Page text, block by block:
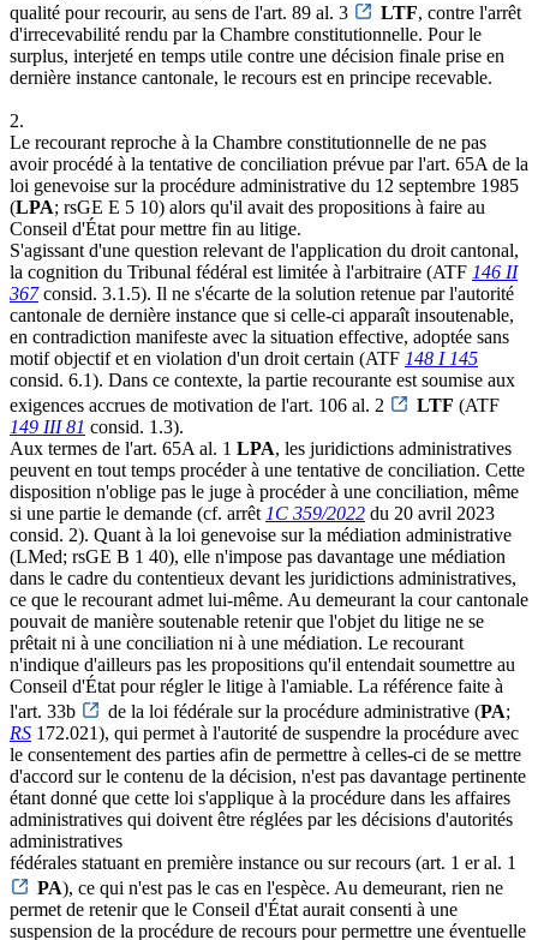
qualité pour recourir, au sens de l'art. 89 al. 3
LTF, contre l'arrêt
d'irrecevabilité rendu par la Chambre constitutionnelle. Pour le
surplus, interjeté en temps utile contre une décision finale prise en
dernière instance cantonale, le recours est en principe recevable.
2.
Le recourant reproche à la Chambre constitutionnelle de ne pas
avoir procédé à la tentative de conciliation prévue par l'art. 65A de la
loi genevoise sur la procédure administrative du 12 septembre 1985
(LPA; rsGE E 5 10) alors qu'il avait des propositions à faire au
Conseil d'État pour mettre fin au litige.
S'agissant d'une question relevant de l'application du droit cantonal,
la cognition du Tribunal fédéral est limitée à l'arbitraire (ATF 146 II
367consid. 3.1.5). Il ne s'écarte de la solution retenue par l'autorité
cantonale de dernière instance que si celle-ci apparaît insoutenable,
en contradiction manifeste avec la situation effective, adoptée sans
motif objectif et en violation d'un droit certain (ATF 148 I 145
consid. 6.1). Dans ce contexte, la partie recourante est soumise aux
exigences accrues de motivation de l'art. 106 al. 2
LTF (ATF
149 III 81 consid. 1.3).
Aux termes de l'art. 65A al. 1 LPA, les juridictions administratives
peuvent en tout temps procéder à une tentative de conciliation. Cette
disposition n'oblige pas le juge à procéder à une conciliation, même
si une partie le demande (cf. arrêt 1C 359/2022 du 20 avril 2023
consid. 2). Quant à la loi genevoise sur la médiation administrative
(LMed; rsGE B 1 40), elle n'impose pas davantage une médiation
dans le cadre du contentieux devant les juridictions administratives,
ce que le recourant admet lui-même. Au demeurant la cour cantonale
pouvait de manière soutenable retenir que l'objet du litige ne se
prêtait ni à une conciliation ni à une médiation. Le recourant
n'indique d'ailleurs pas les propositions qu'il entendait soumettre au
Conseil d'État pour régler le litige à l'amiable. La référence faite à
l'art. 33b
de la loi fédérale sur la procédure administrative (PA;
RS 172.021), qui permet à l'autorité de suspendre la procédure avec
le consentement des parties afin de permettre à celles-ci de se mettre
d'accord sur le contenu de la décision, n'est pas davantage pertinente
étant donné que cette loi s'applique à la procédure dans les affaires
administratives qui doivent être réglées par les décisions d'autorités
administratives
fédérales statuant en première instance ou sur recours (art. 1 er al. 1
PA), ce qui n'est pas le cas en l'espèce. Au demeurant, rien ne
permet de retenir que le Conseil d'État aurait consenti à une
suspension de la procédure de recours pour permettre une éventuelle